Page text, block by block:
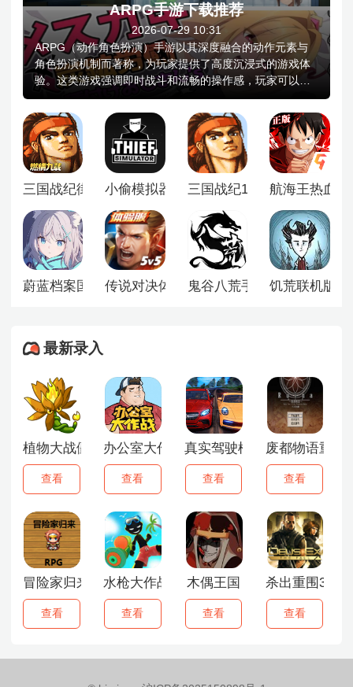
ARPG手游下载推荐
2026-07-29 10:31
ARPG（动作角色扮演）手游以其深度融合的动作元素与
角色扮演机制而著称，为玩家提供了高度沉浸式的游戏体
验。这类游戏强调即时战斗和流畅的操作感，玩家可以通
过虚拟摇杆或触屏手势来控制角色进行攻击、防御、技能
释放等操作，享受打击感强烈的战斗过程。ARPG手游通
常拥有丰富的剧情设定和多样的角色成长系统，包括装备
收集、技能升级、属性点分配等，让玩家可以根据自己的
喜好定制角色的发展方向。此外，精美的画面表现、动态
的光影效果以及逼真的音效设计进一步增强了游戏的真实
感和代入感。多人在线模式允许玩家组队挑战副本或与其
他玩家竞技对战，增加了社交互动性和游戏的可玩性，使
ARPG手游成为追求刺激战斗与深度故事体验玩家的理想
选择。
三国战纪街机版小偷模拟器中文版三国战纪119手机单机版
航海王热血
蔚蓝档案国际服传说对决体验服鬼谷八荒手游 饥荒联机版
最新录入
植物大战僵尸融合版3.0
查看
办公室大作战
查看
真实驾驶模拟器
查看
废都物语重制
查看
冒险家归来
查看
水枪大作战
查看
木偶王国
查看
杀出重围3中
查看